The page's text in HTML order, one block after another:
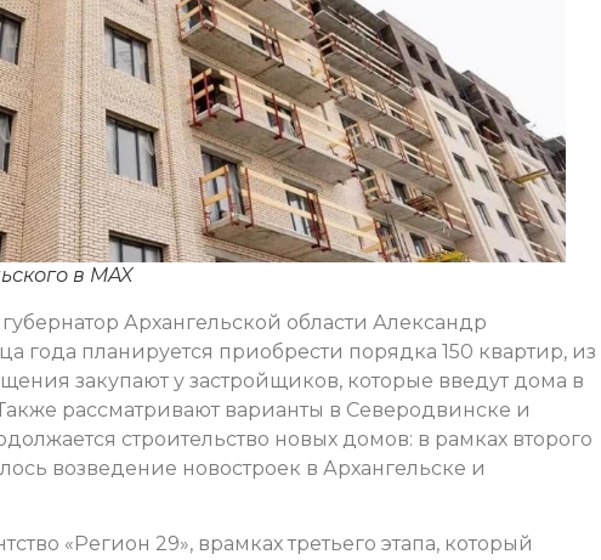
в MAX
Архангельской области Александр
года планируется приобрести порядка 150 квартир, из
закупают у застройщиков, которые введут дома в
рассматривают варианты в Северодвинске и
строительство новых домов: в рамках второго
возведение новостроек в Архангельске и
«Регион 29», врамках третьего этапа, который